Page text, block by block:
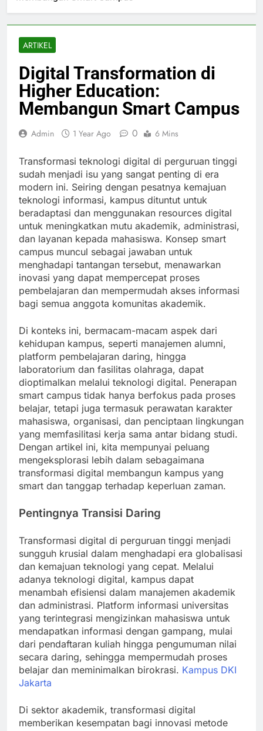
ARTIKEL
Digital Transformation di
Higher Education:
Membangun Smart Campus
Admin 1 Year Ago 0 6 Mins
Transformasi teknologi digital di perguruan tinggi
sudah menjadi isu yang sangat penting di era
modern ini. Seiring dengan pesatnya kemajuan
teknologi informasi, kampus dituntut untuk
beradaptasi dan menggunakan resources digital
untuk meningkatkan mutu akademik, administrasi,
dan layanan kepada mahasiswa. Konsep smart
campus muncul sebagai jawaban untuk
menghadapi tantangan tersebut, menawarkan
inovasi yang dapat mempercepat proses
pembelajaran dan mempermudah akses informasi
bagi semua anggota komunitas akademik.
Di konteks ini, bermacam-macam aspek dari
kehidupan kampus, seperti manajemen alumni,
platform pembelajaran daring, hingga
laboratorium dan fasilitas olahraga, dapat
dioptimalkan melalui teknologi digital. Penerapan
smart campus tidak hanya berfokus pada proses
belajar, tetapi juga termasuk perawatan karakter
mahasiswa, organisasi, dan penciptaan lingkungan
yang memfasilitasi kerja sama antar bidang studi.
Dengan artikel ini, kita mempunyai peluang
mengeksplorasi lebih dalam sebagaimana
transformasi digital membangun kampus yang
smart dan tanggap terhadap keperluan zaman.
Pentingnya Transisi Daring
Transformasi digital di perguruan tinggi menjadi
sungguh krusial dalam menghadapi era globalisasi
dan kemajuan teknologi yang cepat. Melalui
adanya teknologi digital, kampus dapat
menambah efisiensi dalam manajemen akademik
dan administrasi. Platform informasi universitas
yang terintegrasi mengizinkan mahasiswa untuk
mendapatkan informasi dengan gampang, mulai
dari pendaftaran kuliah hingga pengumuman nilai
secara daring, sehingga mempermudah proses
belajar dan meminimalkan birokrasi. Kampus DKI
Jakarta
Di sektor akademik, transformasi digital
memberikan kesempatan bagi innovasi metode